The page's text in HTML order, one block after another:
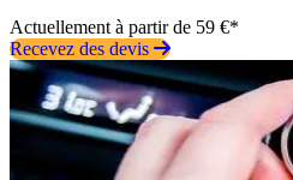
Actuellement à partir de 59 €*
Recevez des devis